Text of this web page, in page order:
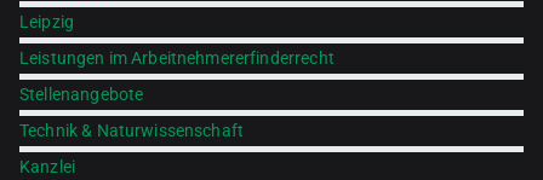
Leipzig
Leistungen im Arbeitnehmererfinderrecht
Stellenangebote
Technik & Naturwissenschaft
Kanzlei